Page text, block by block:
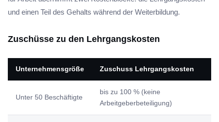
und einen Teil des Gehalts während der Weiterbildung.
Zuschüsse zu den Lehrgangskosten
Unternehmensgröße Zuschuss Lehrgangskosten
Unter 50 Beschäftigte
bis zu 100 % (keine
Arbeitgeberbeteiligung)